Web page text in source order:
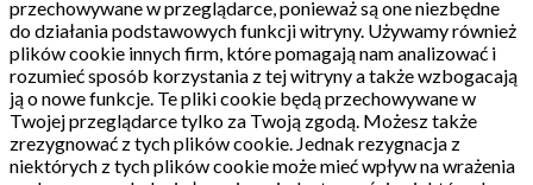
przechowywane w przeglądarce, ponieważ są one niezbędne
do działania podstawowych funkcji witryny. Używamy również
plików cookie innych firm, które pomagają nam analizować i
rozumieć sposób korzystania z tej witryny a także wzbogacają
ją o nowe funkcje. Te pliki cookie będą przechowywane w
Twojej przeglądarce tylko za Twoją zgodą. Możesz także
zrezygnować z tych plików cookie. Jednak rezygnacja z
niektórych z tych plików cookie może mieć wpływ na wrażenia